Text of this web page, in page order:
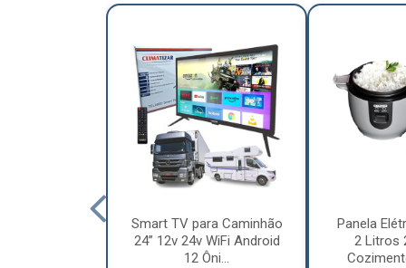
Smart TV para Caminhão
24” 12v 24v WiFi Android
12 Ôni...
Panela
2 Litros